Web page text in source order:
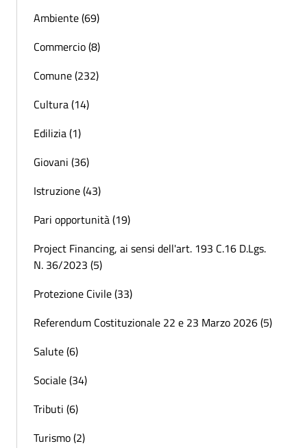
Ambiente (69)
Commercio (8)
Comune (232)
Cultura (14)
Edilizia (1)
Giovani (36)
Istruzione (43)
Pari opportunità (19)
Project Financing, ai sensi dell'art. 193 C.16 D.Lgs.
N. 36/2023 (5)
Protezione Civile (33)
Referendum Costituzionale 22 e 23 Marzo 2026 (5)
Salute (6)
Sociale (34)
Tributi (6)
Turismo (2)